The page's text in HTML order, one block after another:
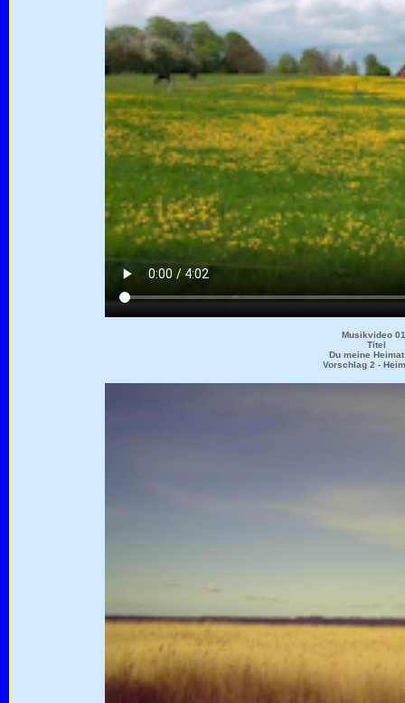
Musikvideo
Titel
Du meine Heimat
Vorschlag 2 -